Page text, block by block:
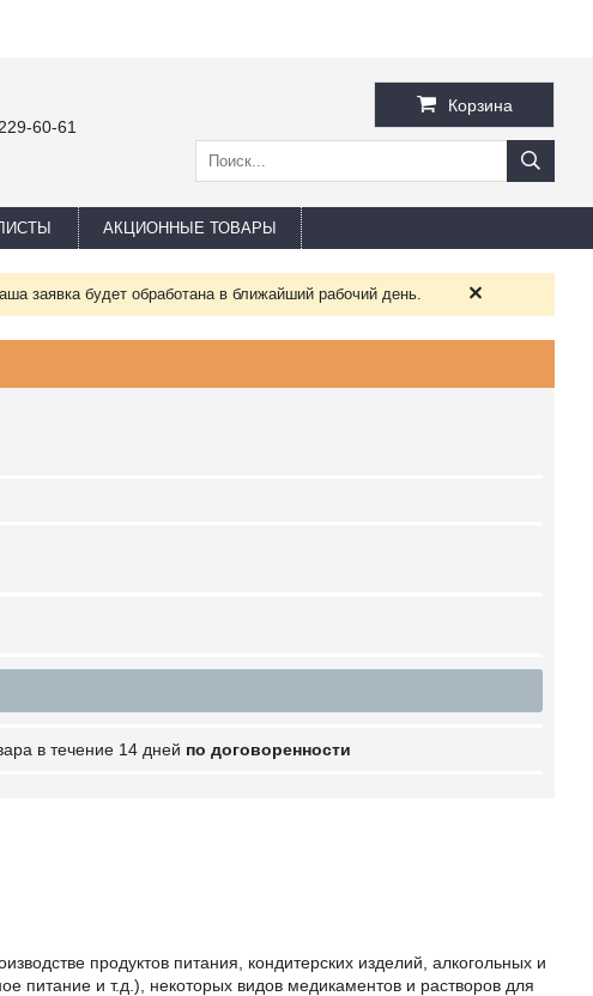
60-61
Корзина
АКЦИОННЫЕ ТОВАРЫ
заявка будет обработана в ближайший рабочий день.
в течение 14 дней по договоренности
продуктов питания, кондитерских изделий, алкогольных и
питание и т.д.), некоторых видов медикаментов и растворов для